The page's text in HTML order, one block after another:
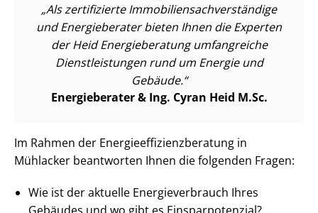
Als zertifizierte Im­mo­bi­li­en­sach­ver­stän­di­ge
und Energieberater bieten Ihnen die Experten
der Heid Energieberatung umfangreiche
Dienst­leis­tun­gen rund um Energie und
Gebäude.
Energieberater & Ing. Cyran Heid M.Sc.
Im Rahmen der En­er­gie­ef­fi­zi­enz­be­ra­tung in
Mühlacker beantworten Ihnen die folgenden Fragen:
Wie ist der aktuelle En­er­gie­ver­brauch Ihres